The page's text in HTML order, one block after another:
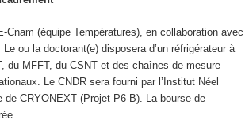
Cnam (équipe Températures), en collaboration avec
Le ou la doctorant(e) disposera d’un réfrigérateur à
du MFFT, du CSNT et des chaînes de mesure
Le CNDR sera fourni par l’Institut Néel
de CRYONEXT (Projet P6-B). La bourse de